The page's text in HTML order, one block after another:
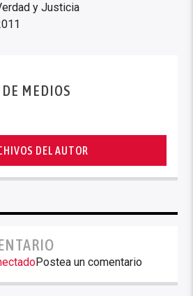
y Justicia
MEDIOS
DEL AUTOR
Postea un comentario